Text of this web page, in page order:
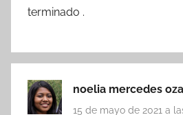
terminado .
noelia mercedes
15 de mayo de 2021 a